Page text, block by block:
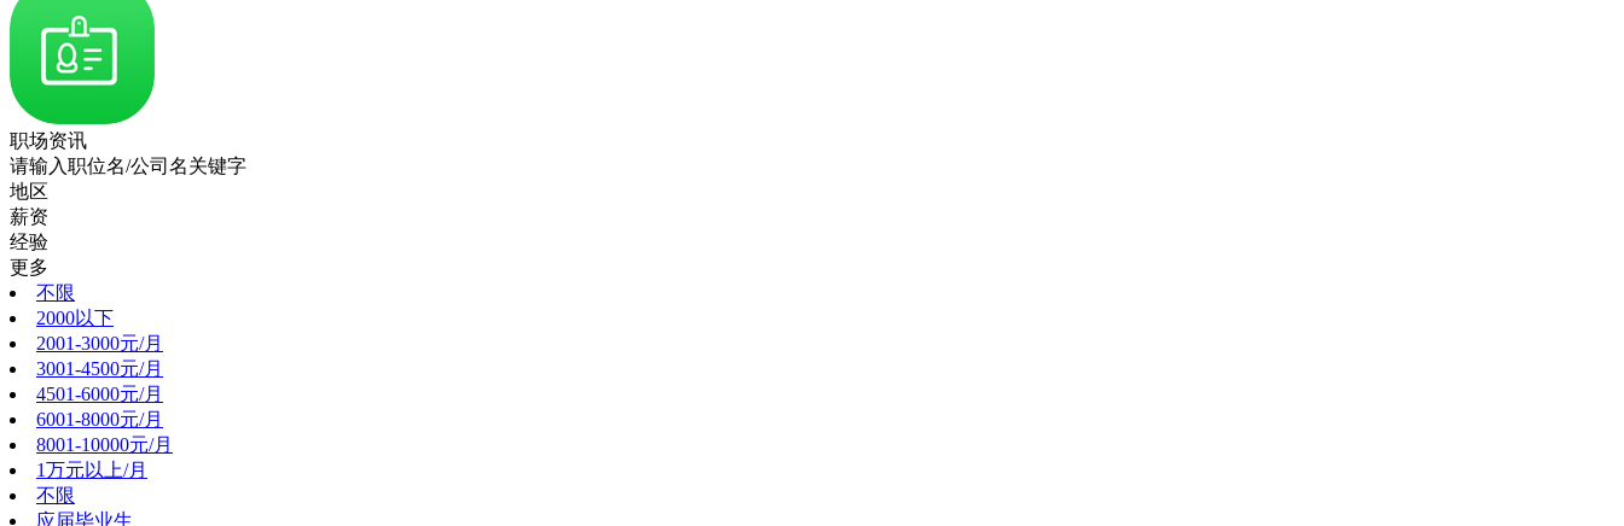
职场资讯
请输入职位名/公司名关键字
地区
薪资
经验
更多
不限
2000以下
2001-3000元/月
3001-4500元/月
4501-6000元/月
6001-8000元/月
8001-10000元/月
1万元以上/月
不限
应届毕业生